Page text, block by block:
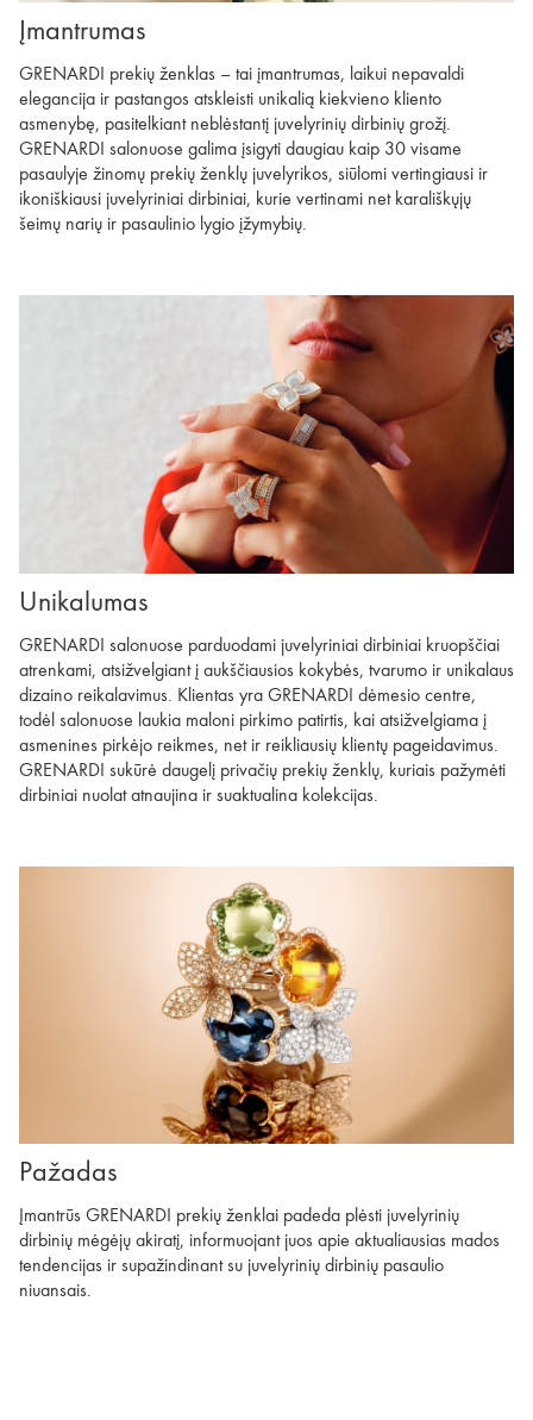
Įmantrumas
GRENARDI prekių ženklas – tai įmantrumas, laikui nepavaldi
elegancija ir pastangos atskleisti unikalią kiekvieno kliento
asmenybę, pasitelkiant neblėstantį juvelyrinių dirbinių grožį.
GRENARDI salonuose galima įsigyti daugiau kaip 30 visame
pasaulyje žinomų prekių ženklų juvelyrikos, siūlomi vertingiausi ir
ikoniškiausi juvelyriniai dirbiniai, kurie vertinami net karališkųjų
šeimų narių ir pasaulinio lygio įžymybių.
Unikalumas
GRENARDI salonuose parduodami juvelyriniai dirbiniai kruopščiai
atrenkami, atsižvelgiant į aukščiausios kokybės, tvarumo ir unikalaus
dizaino reikalavimus. Klientas yra GRENARDI dėmesio centre,
todėl salonuose laukia maloni pirkimo patirtis, kai atsižvelgiama į
asmenines pirkėjo reikmes, net ir reikliausių klientų pageidavimus.
GRENARDI sukūrė daugelį privačių prekių ženklų, kuriais pažymėti
dirbiniai nuolat atnaujina ir suaktualina kolekcijas.
Pažadas
Įmantrūs GRENARDI prekių ženklai padeda plėsti juvelyrinių
dirbinių mėgėjų akiratį, informuojant juos apie aktualiausias mados
tendencijas ir supažindinant su juvelyrinių dirbinių pasaulio
niuansais.